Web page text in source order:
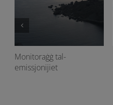
Monitoraġġ tal-
emissjonijiet